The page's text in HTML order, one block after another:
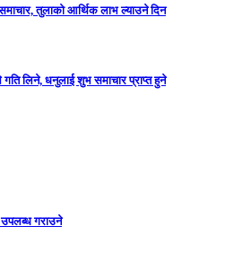
तुलाकाे आर्थिक लाभ ल्याउने दिन
लिने, धनुलाई शुभ समाचार प्राप्त हुने
उपलब्ध गराउने